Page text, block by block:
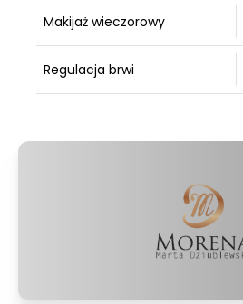
Makijaż wieczorowy
Regulacja brwi